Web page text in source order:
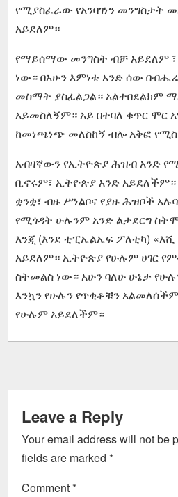
የሚያስፈራው የአንባገነን መንግስታት
አይደለም።
የማይሰማው መንግስት ብቻ አይደለም
ነው። በአሁን እምነቴ አንድ ሰው
መስማት ያስፈልጋል። አልተበደልክም
አይመስለኝም። አይ በተባለ ቁጥር ሞር
ከመነጫነጭ መለስከኝ ብሎ አቅፎ
አብዛኛውን የኢትዮጵያ ሕዝብ አንድ
ቢኖሩም፣ ኢትዮጵያ አንድ አይደለችም።
ቋንቋ፣ ብዙ ሥነልቦና የያዙ ሕዝቦች
የሚጎዳት ሁሉንም አንድ ልታደርግ
እንጂ (እንደ ቲፒኤልኤፍ ፖለቲካ)
አይደለም። ኢትዮጵያ የሁሉም ሀገር
ስትመልስ ነው። አሁን ባለሁ ሁኔታ
እንኳን የሁሉን የጥቂቶቹን
የሁሉም አይደለችም።
Leave a Reply
Your email address will not be
fields are marked*
Comment*